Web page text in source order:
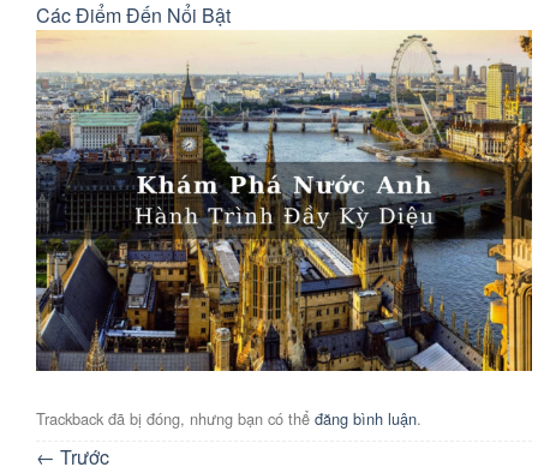
Các Điểm Đến Nổi Bật
Trackback đã bị đóng, nhưng bạn có thể đăng bình luận.
← Trước